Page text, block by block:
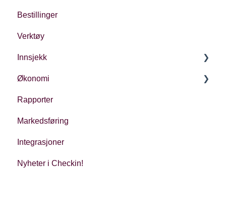
Oppsett av arrangement
Bestillinger
Verktøy
Innsjekk
Generelt
Ulike typer innsjekk
Økonomi
Økonomi i Checkin
Oppfølging
Regnskap
Regulatoriske forhold
Rapporter
Markedsføring
Integrasjoner
Nyheter i Checkin!